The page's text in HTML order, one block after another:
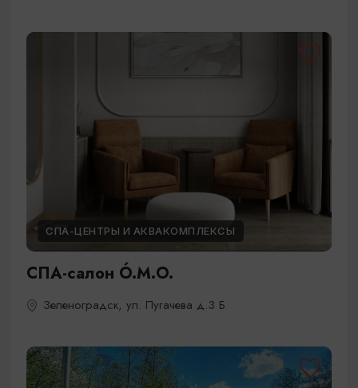
СПА-ЦЕНТРЫ И АКВАКОМПЛЕКСЫ
СПА-салон Ó.M.O.
Зеленоградск, ул. Пугачева д.3 Б